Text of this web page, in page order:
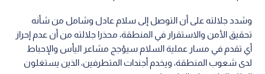
وشدد جلالته على أن التوصل إلى سلام عادل وشامل من شأنه
تحقيق الأمن والاستقرار في المنطقة، محذرا جلالته من أن عدم إحراز
أي تقدم في مسار عملية السلام سيؤجج مشاعر اليأس والإحباط
لدى شعوب المنطقة، ويخدم أجندات المتطرفين، الذين يستغلون